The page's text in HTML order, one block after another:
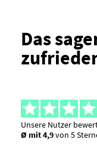
Das
Unsere Nutzer
Ø mit 4,9von 5